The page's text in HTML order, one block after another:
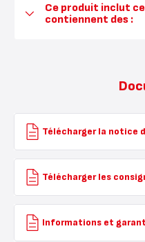
Ce produit inclut
contiennent des :
Télécharger la notice
Télécharger les
Informations et